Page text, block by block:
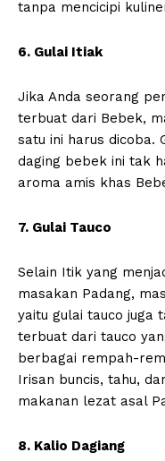
tanpa mencicipi
6. Gulai Itiak
Jika Anda seorang
terbuat dari Bebek,
satu ini harus dicoba.
daging bebek ini tak
aroma amis khas
7. Gulai Tauco
Selain Itik yang
masakan Padang,
yaitu gulai tauco juga
terbuat dari tauco
berbagai rempah-
Irisan buncis, tahu,
makanan lezat asal
8. Kalio Dagiang